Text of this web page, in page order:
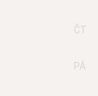
ČT
PÁ